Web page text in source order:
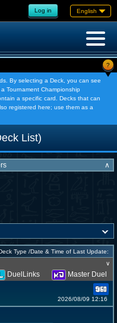
Log in English
?
By selecting a Deck, you can see
Tournament Championship
a specific card. Decks that can
registered here; use them as a
List)
∧
Type /Date & Time of Last Update:
∨
DuelLinks
Master Duel
2026/08/09 12:16